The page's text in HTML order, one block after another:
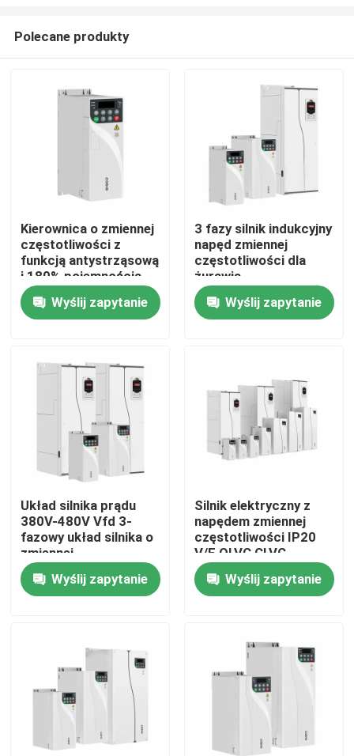
Do domu
O nas
Wycieczka po fabryce
Kontrola jakości
Skontaktuj się z nami
Poproś o wycenę
Napęd o zmiennej częstotliwości VFD
Polecane produkty
Kierownica o zmiennej
częstotliwości z
funkcją antystrząsową
i 180% pojemnością
przeciążenia
Wyślij zapytanie
3 fazy silnik indukcyjny
napęd zmiennej
częstotliwości dla
żurawia
Wyślij zapytanie
Układ silnika prądu
380V-480V Vfd 3-
fazowy układ silnika o
zmiennej
częstotliwości
Wyślij zapytanie
Silnik elektryczny z
napędem zmiennej
częstotliwości IP20
V/F OLVC CLVC
Kontrola ochrona
przed rozluźnieniem
Wyślij zapytanie